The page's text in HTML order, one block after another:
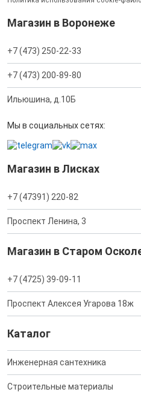
Магазин в Воронеже
+7 (473) 250-22-33
+7 (473) 200-89-80
Ильюшина, д.10Б
Мы в социальных сетях:
Магазин в Лисках
+7 (47391) 220-82
Проспект Ленина, 3
Магазин в Старом
+7 (4725) 39-09-11
Проспект Алексея Угарова 18ж
Каталог
Инженерная сантехника
Строительные материалы